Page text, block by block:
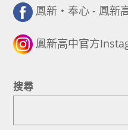
鳳新・奉心 - 鳳新
鳳新高中官方
搜尋